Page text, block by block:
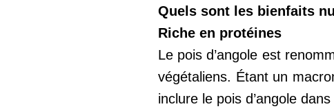
Quels sont les bienfaits
Riche en protéines
Le pois d’angole est
végétaliens. Étant un
inclure le pois d’angole